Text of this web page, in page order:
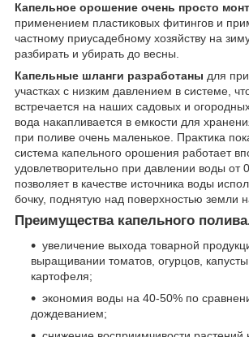
Капельное орошение очень просто
применением пластиковых фитингов и
частному приусадебному хозяйству на
разбирать и убирать до весны.
Капельные шланги разработаны для
участках с низким давлением в системе,
встречается на наших садовых и огородных
вода накапливается в емкости для
при поливе очень маленькое. Практика
система капельного орошения работает
удовлетворительно при давлении воды от
позволяет в качестве источника воды
бочку, поднятую над поверхностью земли
Преимущества капельного
увеличение выхода товарной
выращивании томатов, огурцов,
картофеля;
экономия воды на 40-50% по
дождеванием;